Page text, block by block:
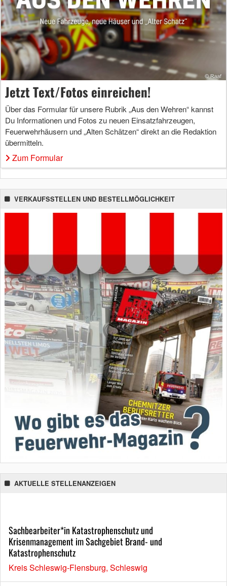
Jetzt Text/Fotos einreichen!
Über das Formular für unsere Rubrik „Aus den Wehren“ kannst
Du Informationen und Fotos zu neuen Einsatzfahrzeugen,
Feuerwehrhäusern und „Alten Schätzen“ direkt an die Redaktion
übermitteln.
Zum Formular
VERKAUFSSTELLEN UND BESTELLMÖGLICHKEIT
AKTUELLE STELLENANZEIGEN
Sachbearbeiter*in Katastrophenschutz und
Krisenmanagement im Sachgebiet Brand- und
Katastrophenschutz
Kreis Schleswig-Flensburg, Schleswig